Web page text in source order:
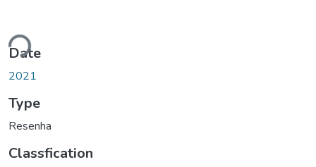
Date
2021
Type
Resenha
Classfication